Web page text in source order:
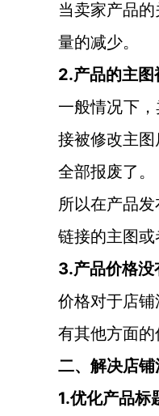
当卖家产品
量的减少。
2.产品的主图
一般情况下
接被修改主
全部报废了。
所以在产品
链接的主图或
3.产品价格没
价格对于店
有其他方面的
二、解决店
1.优化产品标